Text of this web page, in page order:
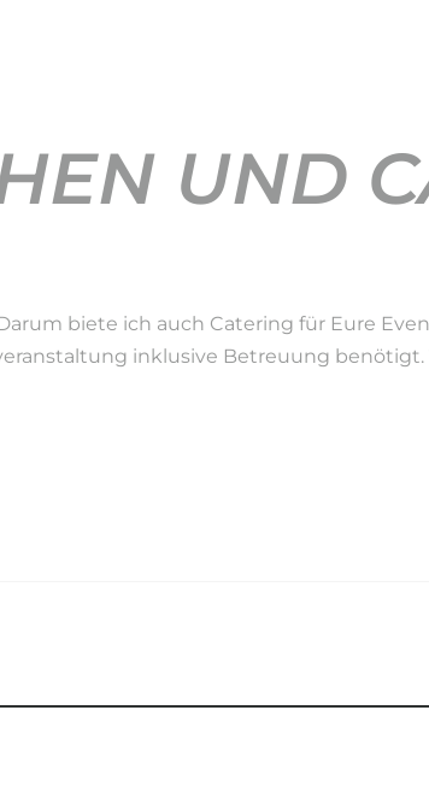
UND
biete ich auch Catering für Eure
inklusive Betreuung benötigt.